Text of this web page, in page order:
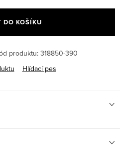
DO KOŠÍKU
produktu:318850-390
Hlídací pes